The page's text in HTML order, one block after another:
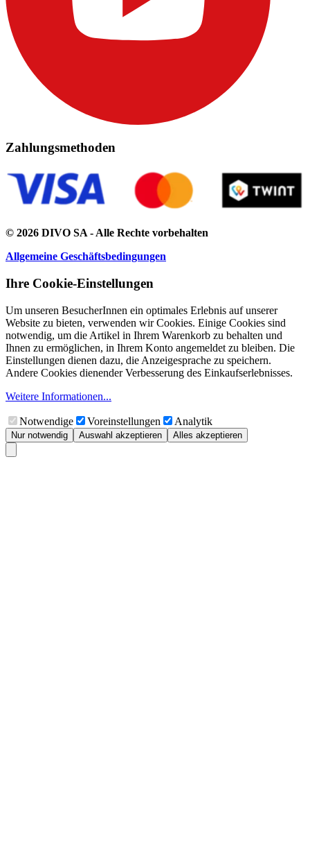
Zahlungsmethoden
© 2026 DIVO SA - Alle Rechte vorbehalten
Allgemeine Geschäftsbedingungen
Ihre Cookie-Einstellungen
Um unseren BesucherInnen ein optimales Erlebnis auf unserer
Website zu bieten, verwenden wir Cookies. Einige Cookies sind
notwendig, um die Artikel in Ihrem Warenkorb zu behalten und
Ihnen zu ermöglichen, in Ihrem Konto angemeldet zu bleiben. Die
Einstellungen dienen dazu, die Anzeigesprache zu speichern.
Andere Cookies dienender Verbesserung des Einkaufserlebnisses.
Weitere Informationen...
Notwendige Voreinstellungen Analytik
Nur notwendig Auswahl akzeptieren Alles akzeptieren